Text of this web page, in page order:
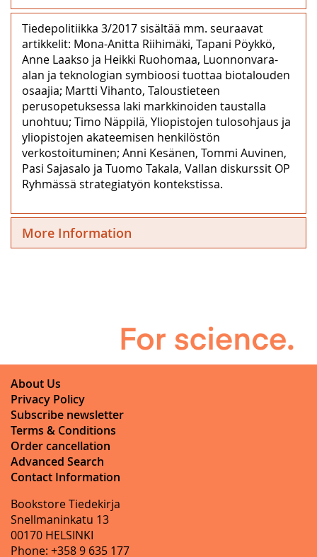
Tiedepolitiikka 3/2017 sisältää mm. seuraavat
artikkelit: Mona-Anitta Riihimäki, Tapani Pöykkö,
Anne Laakso ja Heikki Ruohomaa, Luonnonvara-
alan ja teknologian symbioosi tuottaa biotalouden
osaajia; Martti Vihanto, Taloustieteen
perusopetuksessa laki markkinoiden taustalla
unohtuu; Timo Näppilä, Yliopistojen tulosohjaus ja
yliopistojen akateemisen henkilöstön
verkostoituminen; Anni Kesänen, Tommi Auvinen,
Pasi Sajasalo ja Tuomo Takala, Vallan diskurssit OP
Ryhmässä strategiatyön kontekstissa.
More Information
About Us
Privacy Policy
Subscribe newsletter
Terms & Conditions
Order cancellation
Advanced Search
Contact Information
Bookstore Tiedekirja
Snellmaninkatu 13
00170 HELSINKI
Phone: +358 9 635 177